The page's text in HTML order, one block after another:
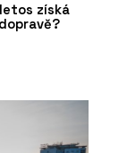
získá